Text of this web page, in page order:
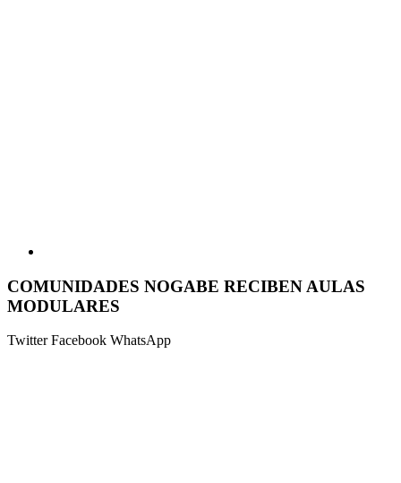
COMUNIDADES NOGABE RECIBEN AULAS
MODULARES
TwitterFacebook WhatsApp